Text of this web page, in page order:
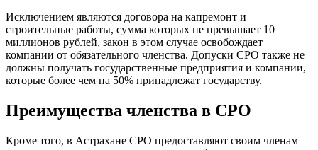
Исключением являются договора на капремонт и
строительные работы, сумма которых не превышает 10
миллионов рублей, закон в этом случае освобождает
компании от обязательного членства. Допуски СРО также не
должны получать государственные предприятия и компании,
которые более чем на 50% принадлежат государству.
Преимущества членства в СРО
Кроме того, в Астрахане СРО предоставляют своим членам